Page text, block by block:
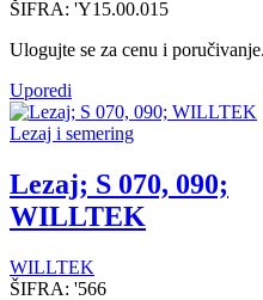
ŠIFRA: 'Y15.00.015
Ulogujte se za cenu i poručivanje.
Uporedi
Lezaj i semering
Lezaj; S 070, 090;
WILLTEK
WILLTEK
ŠIFRA: '566